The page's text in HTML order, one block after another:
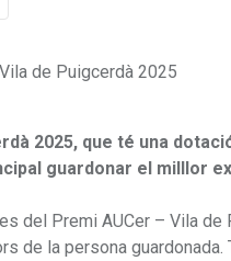
2025, que té una
guardonar el milllor
del Premi AUCer – Vila
de la persona